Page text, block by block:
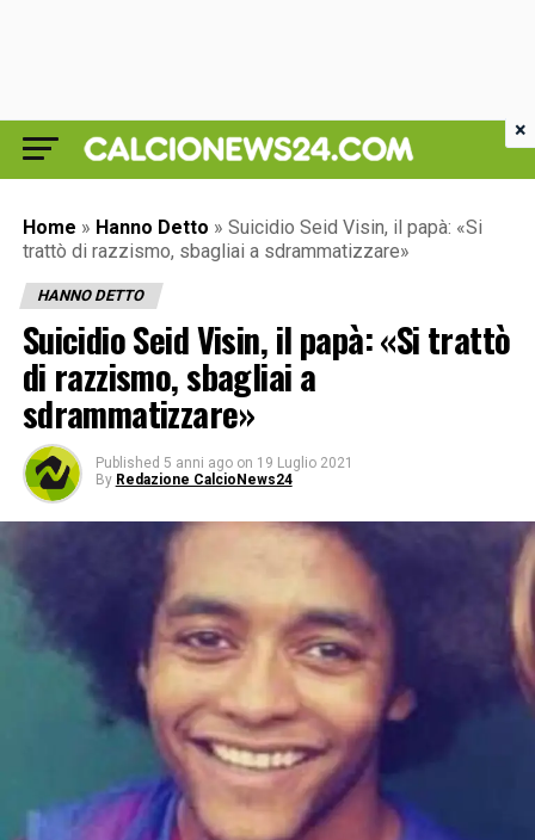
Home » Hanno Detto » Suicidio Seid Visin, il papà: «Si
trattò di razzismo, sbagliai a sdrammatizzare»
HANNO DETTO
Suicidio Seid Visin, il papà: «Si trattò
di razzismo, sbagliai a
sdrammatizzare»
Published 5 anni ago on 19 Luglio 2021
By Redazione CalcioNews24
×